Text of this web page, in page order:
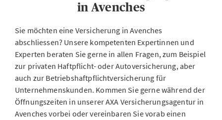
in Avenches
Sie möchten eine Versicherung in Avenches
abschliessen? Unsere kompetenten Expertinnen und
Experten beraten Sie gerne in allen Fragen, zum Beispiel
zur privaten Haftpflicht- oder Autoversicherung, aber
auch zur Betriebshaftpflichtversicherung für
Unternehmenskunden. Kommen Sie gerne während der
Öffnungszeiten in unserer AXA Versicherungsagentur in
Avenches vorbei oder vereinbaren Sie vorab einen